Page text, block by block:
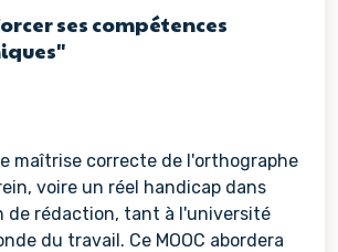
ses compétences
maîtrise correcte de l'orthographe
voire un réel handicap dans
de rédaction, tant à l'université
du travail. Ce MOOC abordera